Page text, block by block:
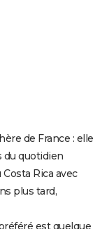
de France : elle
du quotidien
Rica avec
plus tard,
est quelque